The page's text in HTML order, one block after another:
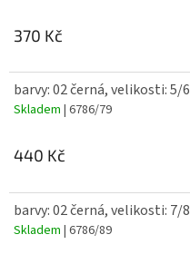
370 Kč
barvy: 02 černá, velikosti: 5/6
Skladem | 6786/79
440 Kč
barvy: 02 černá, velikosti: 7/8
Skladem | 6786/89